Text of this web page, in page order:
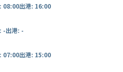
: 08:00出港: 16:00
: -出港: -
: 07:00出港: 15:00